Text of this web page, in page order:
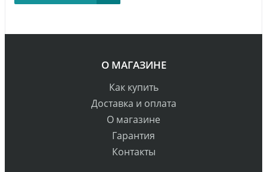
О МАГАЗИНЕ
Как купить
Доставка и оплата
О магазине
Гарантия
Контакты